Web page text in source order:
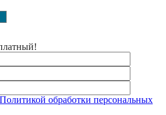
обработки персональных